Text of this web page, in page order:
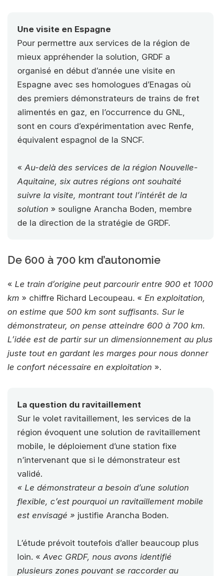
Une visite en Espagne
Pour permettre aux services de la région de
mieux appréhender la solution, GRDF a
organisé en début d’année une visite en
Espagne avec ses homologues d’Enagas où
des premiers démonstrateurs de trains de fret
alimentés en gaz, en l’occurrence du GNL,
sont en cours d’expérimentation avec Renfe,
équivalent espagnol de la SNCF.
« Au-delà des services de la région Nouvelle-
Aquitaine, six autres régions ont souhaité
suivre la visite, montrant tout l’intérêt de la
solution » souligne Arancha Boden, membre
de la direction de la stratégie de GRDF.
De 600 à 700 km d’autonomie
« Le train d’origine peut parcourir entre 900 et 1000
km » chiffre Richard Lecoupeau. « En exploitation,
on estime que 500 km sont suffisants. Sur le
démonstrateur, on pense atteindre 600 à 700 km.
L’idée est de partir sur un dimensionnement au plus
juste tout en gardant les marges pour nous donner
le confort nécessaire en exploitation ».
La question du ravitaillement
Sur le volet ravitaillement, les services de la
région évoquent une solution de ravitaillement
mobile, le déploiement d’une station fixe
n’intervenant que si le démonstrateur est
validé.
« Le démonstrateur a besoin d’une solution
flexible, c’est pourquoi un ravitaillement mobile
est envisagé » justifie Arancha Boden.
L’étude prévoit toutefois d’aller beaucoup plus
loin. « Avec GRDF, nous avons identifié
plusieurs zones pouvant se raccorder au